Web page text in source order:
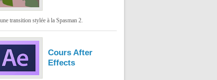
transition stylée à la Spasman 2.
Cours After
Effects